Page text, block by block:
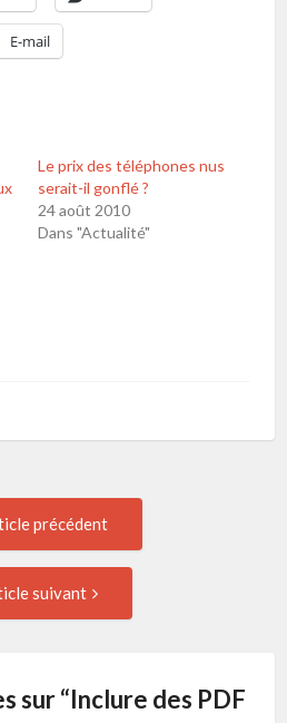
E-mail
Le prix des téléphones nus
serait-il gonflé ?
24 août 2010
Dans "Actualité"
précédent
suivant
sur “Inclure des PDF